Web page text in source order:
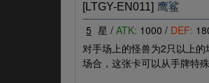
[LTGY-EN011] 鹰鲨
5 星 / ATK: 1000 / DEF:
对手场上的怪兽为2只以上
场合，这张卡可以从手牌特